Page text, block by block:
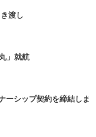
渡し
」就航
ーシップ契約を締結しま